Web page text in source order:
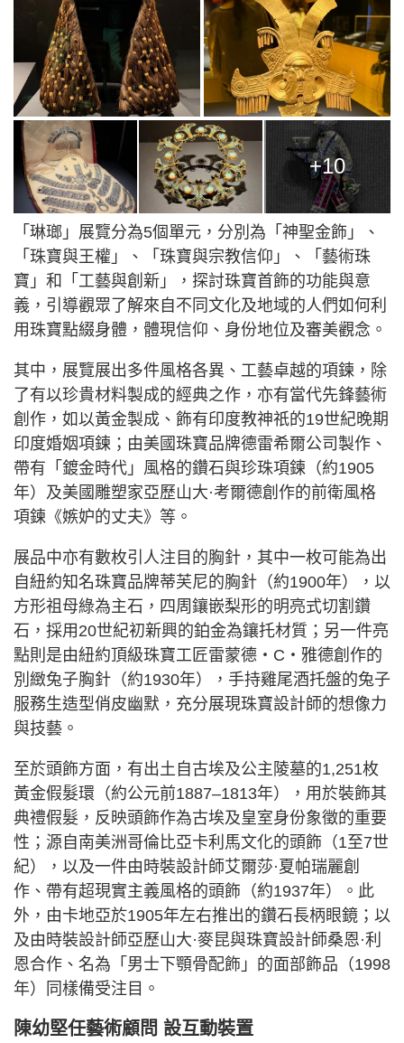
+10
「琳瑯」展覽分為5個單元，分別為「神聖金飾」、
「珠寶與王權」、「珠寶與宗教信仰」、「藝術珠
寶」和「工藝與創新」，探討珠寶首飾的功能與意
義，引導觀眾了解來自不同文化及地域的人們如何利
用珠寶點綴身體，體現信仰、身份地位及審美觀念。
其中，展覽展出多件風格各異、工藝卓越的項鍊，除
了有以珍貴材料製成的經典之作，亦有當代先鋒藝術
創作，如以黃金製成、飾有印度教神祇的19世紀晚期
印度婚姻項鍊；由美國珠寶品牌德雷希爾公司製作、
帶有「鍍金時代」風格的鑽石與珍珠項鍊（約1905
年）及美國雕塑家亞歷山大·考爾德創作的前衛風格
項鍊《嫉妒的丈夫》等。
展品中亦有數枚引人注目的胸針，其中一枚可能為出
自紐約知名珠寶品牌蒂芙尼的胸針（約1900年），以
方形祖母綠為主石，四周鑲嵌梨形的明亮式切割鑽
石，採用20世紀初新興的鉑金為鑲托材質；另一件亮
點則是由紐約頂級珠寶工匠雷蒙德・C・雅德創作的
別緻兔子胸針（約1930年），手持雞尾酒托盤的兔子
服務生造型俏皮幽默，充分展現珠寶設計師的想像力
與技藝。
至於頭飾方面，有出土自古埃及公主陵墓的1,251枚
黃金假髮環（約公元前1887–1813年），用於裝飾其
典禮假髮，反映頭飾作為古埃及皇室身份象徵的重要
性；源自南美洲哥倫比亞卡利馬文化的頭飾（1至7世
紀），以及一件由時裝設計師艾爾莎·夏帕瑞麗創
作、帶有超現實主義風格的頭飾（約1937年）。此
外，由卡地亞於1905年左右推出的鑽石長柄眼鏡；以
及由時裝設計師亞歷山大·麥昆與珠寶設計師桑恩·利
恩合作、名為「男士下顎骨配飾」的面部飾品（1998
年）同樣備受注目。
陳幼堅任藝術顧問 設互動裝置